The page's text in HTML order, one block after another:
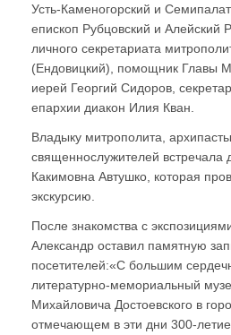
Усть-Каменогорский и
епископ Рубцовский и Алейский
личного секретариата
(Ендовицкий), помощник Главы
иерей Георгий Сидоров,
епархии диакон Илия Кван.
Владыку митрополита,
священнослужителей встречала
Какимовна Автушко, которая
экскурсию.
После знакомства с
Александр оставил памятную
посетителей:«С большим
литературно-мемориальный
Михайловича Достоевского в
отмечающем в эти дни 300-